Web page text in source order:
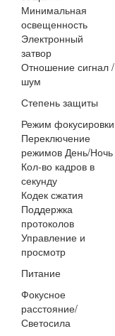
Минимальная
освещенность
Электронный
затвор
Отношение сигнал /
шум
Степень защиты
Режим фокусировки
Переключение
режимов День/Ночь
Кол-во кадров в
секунду
Кодек сжатия
Поддержка
протоколов
Управление и
просмотр
Питание
Фокусное
расстояние/
Светосила